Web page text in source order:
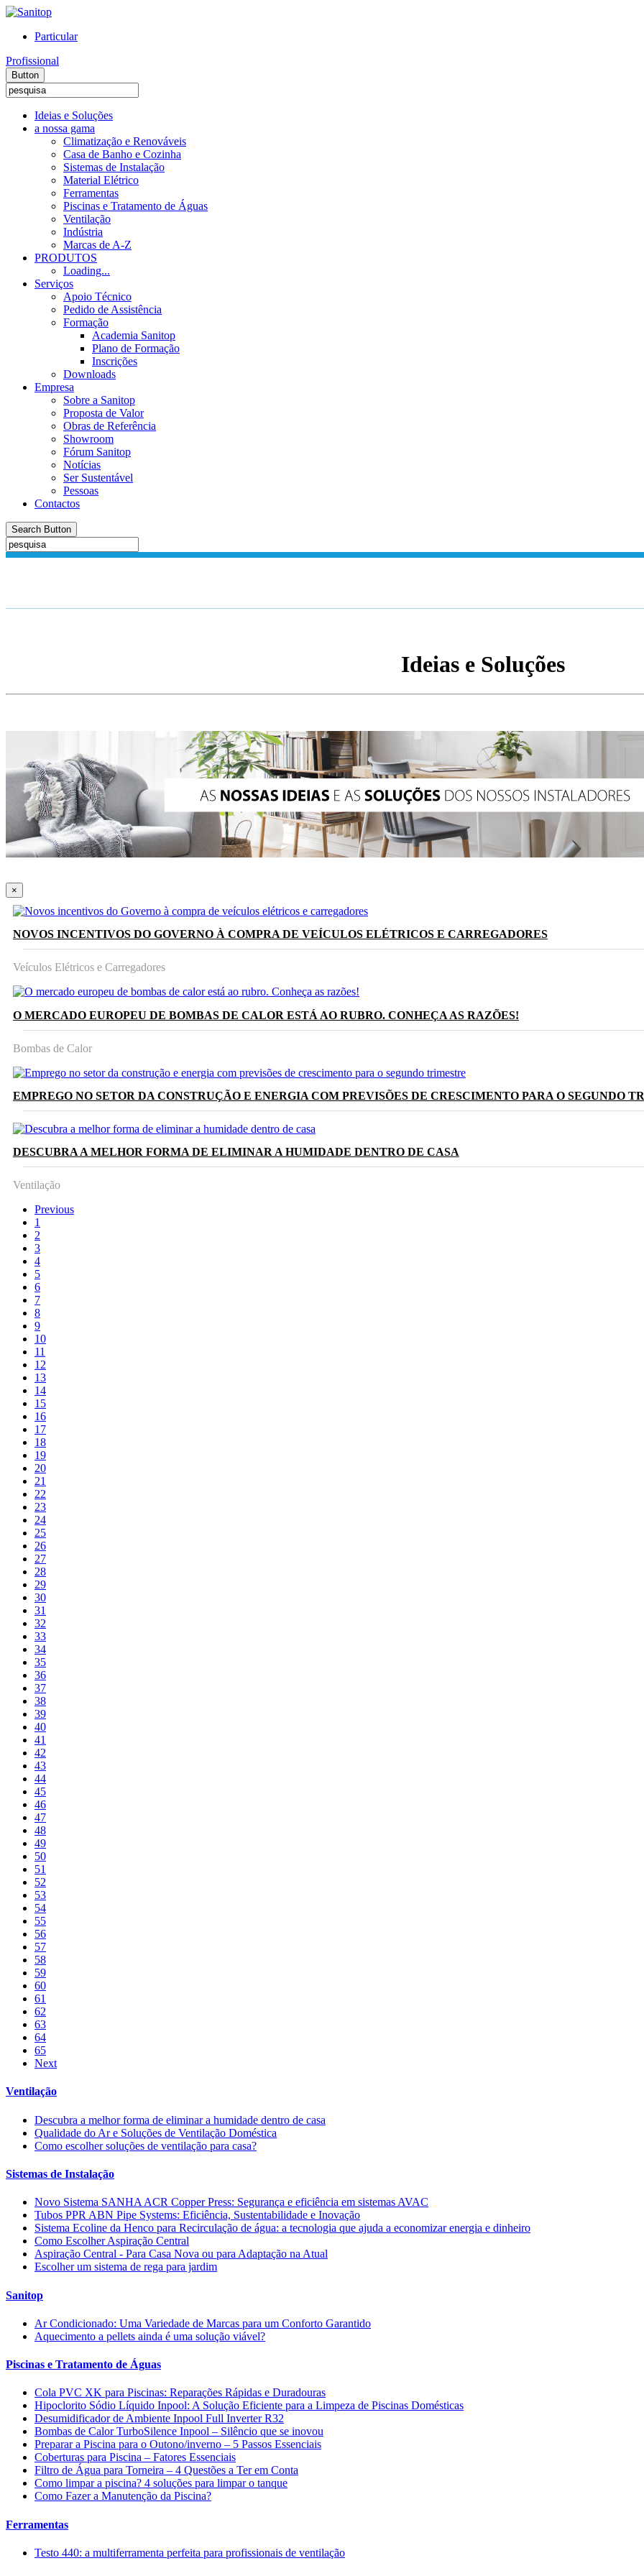
Particular
Profissional
Button
Ideias e Soluções
a nossa gama
Climatização e Renováveis
Casa de Banho e Cozinha
Sistemas de Instalação
Material Elétrico
Ferramentas
Piscinas e Tratamento de Águas
Ventilação
Indústria
Marcas de A-Z
PRODUTOS
Loading...
Serviços
Apoio Técnico
Pedido de Assistência
Formação
Academia Sanitop
Plano de Formação
Inscrições
Downloads
Empresa
Sobre a Sanitop
Proposta de Valor
Obras de Referência
Showroom
Fórum Sanitop
Notícias
Ser Sustentável
Pessoas
Contactos
Search Button
Ideias e Soluções
×
NOVOS INCENTIVOS DO GOVERNO À COMPRA DE VEÍCULOS ELÉTRICOS E CARREGADORES
Veículos Elétricos e Carregadores
O MERCADO EUROPEU DE BOMBAS DE CALOR ESTÁ AO RUBRO. CONHEÇA AS RAZÕES!
Bombas de Calor
EMPREGO NO SETOR DA CONSTRUÇÃO E ENERGIA COM PREVISÕES DE CRESCIMENTO PARA O SEGUNDO
DESCUBRA A MELHOR FORMA DE ELIMINAR A HUMIDADE DENTRO DE CASA
Ventilação
Previous
1
2
3
4
5
6
7
8
9
10
11
12
13
14
15
16
17
18
19
20
21
22
23
24
25
26
27
28
29
30
31
32
33
34
35
36
37
38
39
40
41
42
43
44
45
46
47
48
49
50
51
52
53
54
55
56
57
58
59
60
61
62
63
64
65
Next
Ventilação
Descubra a melhor forma de eliminar a humidade dentro de casa
Qualidade do Ar e Soluções de Ventilação Doméstica
Como escolher soluções de ventilação para casa?
Sistemas de Instalação
Novo Sistema SANHA ACR Copper Press: Segurança e eficiência em sistemas AVAC
Tubos PPR ABN Pipe Systems: Eficiência, Sustentabilidade e Inovação
Sistema Ecoline da Henco para Recirculação de água: a tecnologia que ajuda a economizar energia e dinheiro
Como Escolher Aspiração Central
Aspiração Central - Para Casa Nova ou para Adaptação na Atual
Escolher um sistema de rega para jardim
Sanitop
Ar Condicionado: Uma Variedade de Marcas para um Conforto Garantido
Aquecimento a pellets ainda é uma solução viável?
Piscinas e Tratamento de Águas
Cola PVC XK para Piscinas: Reparações Rápidas e Duradouras
Hipoclorito Sódio Líquido Inpool: A Solução Eficiente para a Limpeza de Piscinas Domésticas
Desumidificador de Ambiente Inpool Full Inverter R32
Bombas de Calor TurboSilence Inpool – Silêncio que se inovou
Preparar a Piscina para o Outono/inverno – 5 Passos Essenciais
Coberturas para Piscina – Fatores Essenciais
Filtro de Água para Torneira – 4 Questões a Ter em Conta
Como limpar a piscina? 4 soluções para limpar o tanque
Como Fazer a Manutenção da Piscina?
Ferramentas
Testo 440: a multiferramenta perfeita para profissionais de ventilação